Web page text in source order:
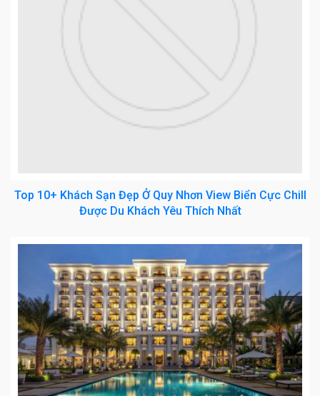
Top 10+ Khách Sạn Đẹp Ở Quy Nhơn View Biển Cực Chill
Được Du Khách Yêu Thích Nhất